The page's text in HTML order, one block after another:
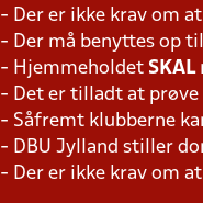
- Der er ikke krav om
- Der må benyttes op
- Hjemmeholdet SKAL
- Det er tilladt at
- Såfremt klubberne
- DBU Jylland stiller
- Der er ikke krav om